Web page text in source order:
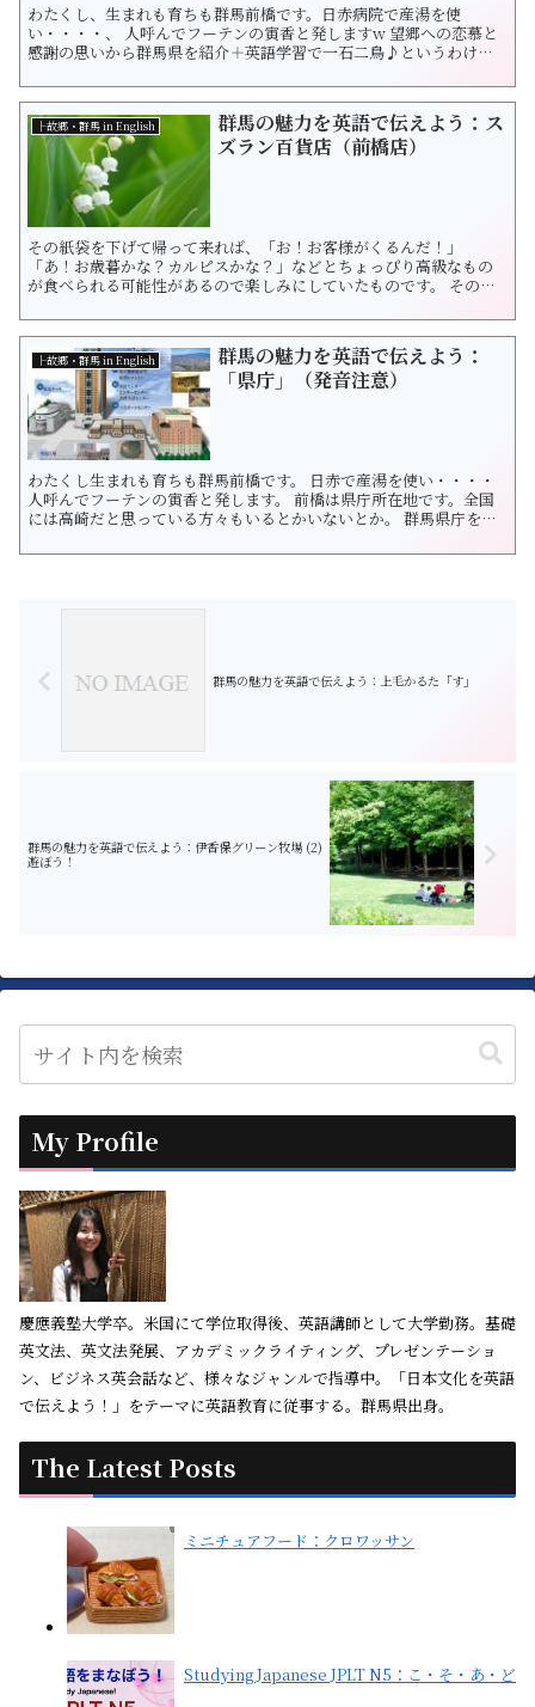
わたくし、生まれも育ちも群馬前橋です。日赤病院で産湯を使
い・・・・、 人呼んでフーテンの寅香と発しますw 望郷への恋慕と
感謝の思いから群馬県を紹介＋英語学習で一石二鳥♪というわけで
たい「空っ風」です。 上州と言えばやはりこの「からっかぜ」冬の
寒さを何倍にもしてくれます。 空っ風は下降気流のこと。英語では...
├故郷・群馬 in English
群馬の魅力を英語で伝えよう：ス
ズラン百貨店（前橋店）
その紙袋を下げて帰って来れば、「お！お客様がくるんだ！」
「あ！お歳暮かな？カルピスかな？」などとちょっぴり高級なもの
が食べられる可能性があるので楽しみにしていたものです。 そのデ
百貨店です。前橋市で創業されて以来、お中元、お歳暮、お祝い事
などのあらゆる行事での群馬県民のお買い物に重宝されています。
群馬県の高島屋、伊勢丹と...
├故郷・群馬 in English
群馬の魅力を英語で伝えよう：
「県庁」（発音注意）
わたくし生まれも育ちも群馬前橋です。 日赤で産湯を使い・・・・
人呼んでフーテンの寅香と発します。 前橋は県庁所在地です。全国
には高崎だと思っている方々もいるとかいないとか。 群馬県庁を英
いでに英語フレーズも学んでいただけたら幸いです♪群馬県庁はす
群馬の魅力を英語で伝えよう：上毛かるた「す」
群馬の魅力を英語で伝えよう：伊香保グリーン牧場 (2)
遊ぼう！
My Profile
慶應義塾大学卒。米国にて学位取得後、英語講師として大学勤務。基礎
英文法、英文法発展、アカデミックライティング、プレゼンテーショ
ン、ビジネス英会話など、様々なジャンルで指導中。「日本文化を英語
で伝えよう！」をテーマに英語教育に従事する。群馬県出身。
The Latest Posts
ミニチュアフード：クロワッサン
Studying Japanese JPLT N5：こ・そ・あ・ど